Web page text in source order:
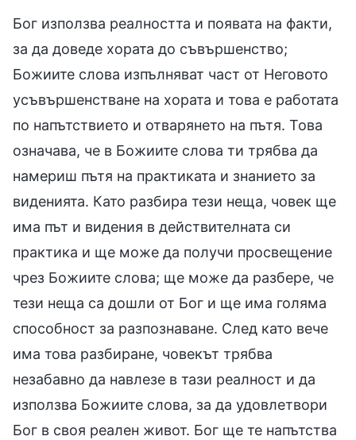
Бог използва реалността и появата на факти,
за да доведе хората до съвършенство;
Божиите слова изпълняват част от Неговото
усъвършенстване на хората и това е работата
по напътствието и отварянето на пътя. Това
означава, че в Божиите слова ти трябва да
намериш пътя на практиката и знанието за
виденията. Като разбира тези неща, човек ще
има път и видения в действителната си
практика и ще може да получи просвещение
чрез Божиите слова; ще може да разбере, че
тези неща са дошли от Бог и ще има голяма
способност за разпознаване. След като вече
има това разбиране, човекът трябва
незабавно да навлезе в тази реалност и да
използва Божиите слова, за да удовлетвори
Бог в своя реален живот. Бог ще те напътства